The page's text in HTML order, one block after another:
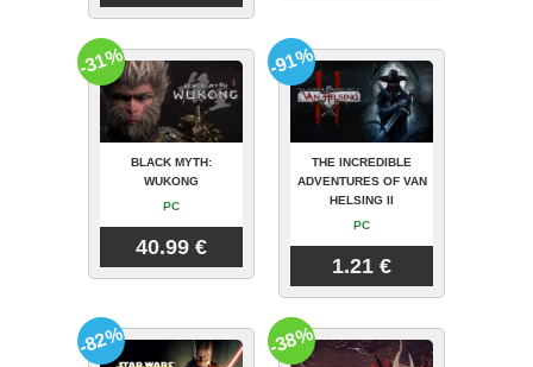
BLACK MYTH:
WUKONG
PC
40.99 €
-31%
THE INCREDIBLE
ADVENTURES OF VAN
HELSING II
PC
1.21 €
-91%
-82% -38%